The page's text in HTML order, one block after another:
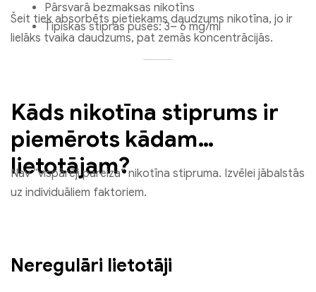
Pārsvarā bezmaksas nikotīns
Tipiskas stiprās puses: 3– 6 mg/ml
Šeit tiek absorbēts pietiekams daudzums nikotīna, jo ir
lielāks tvaika daudzums, pat zemās koncentrācijās.
Kāds nikotīna stiprums ir
piemērots kādam
lietotājam?
Nav “vispārēji pareiza” nikotīna stipruma. Izvēlei jābalstās
uz individuāliem faktoriem.
Neregulāri lietotāji